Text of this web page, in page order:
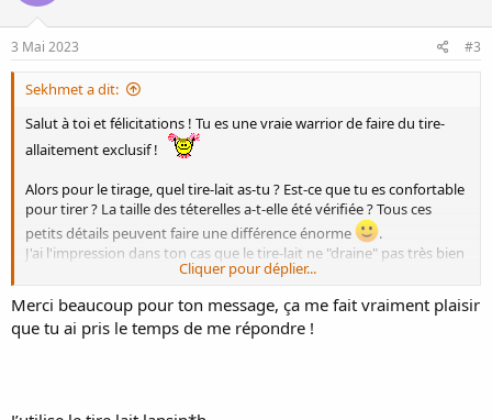
3 Mai 2023 #3
Sekhmet a dit:
Salut à toi et félicitations ! Tu es une vraie warrior de faire du tire-
allaitement exclusif !
Alors pour le tirage, quel tire-lait as-tu ? Est-ce que tu es confortable
pour tirer ? La taille des téterelles a-t-elle été vérifiée ? Tous ces
petits détails peuvent faire une différence énorme
.
J'ai l'impression dans ton cas que le tire-lait ne "draine" pas très bien
puisque tu as eu une mastite (ouille ouille...).
tirer mais ça a l'avantage de ne nécessiter que tes mains et en plus
c'est, d'après moi, l'idéal pour vider un sein quand on a une
(et je rajoutais des massages doux). Pour s'exercer c'est nickel
Cliquer pour déplier...
Merci beaucoup pour ton message, ça me fait vraiment plaisir
que tu ai pris le temps de me répondre !